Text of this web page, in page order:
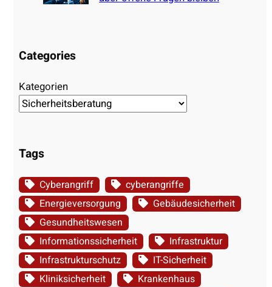
Categories
Kategorien
Tags
Cyberangriff
cyberangriffe
Energieversorgung
Gebäudesicherheit
Gesundheitswesen
Informationssicherheit
Infrastruktur
Infrastrukturschutz
IT-Sicherheit
Kliniksicherheit
Krankenhaus